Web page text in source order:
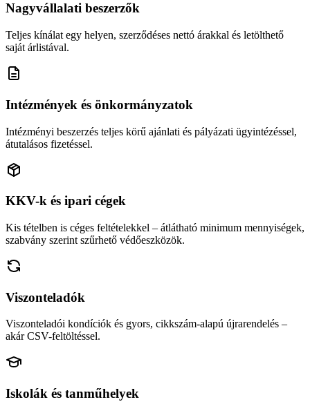
Nagyvállalati beszerzők
Teljes kínálat egy helyen, szerződéses nettó árakkal és letölthető
saját árlistával.
Intézmények és önkormányzatok
Intézményi beszerzés teljes körű ajánlati és pályázati ügyintézéssel,
átutalásos fizetéssel.
KKV-k és ipari cégek
Kis tételben is céges feltételekkel – átlátható minimum mennyiségek,
szabvány szerint szűrhető védőeszközök.
Viszonteladók
Viszonteladói kondíciók és gyors, cikkszám-alapú újrarendelés –
akár CSV-feltöltéssel.
Iskolák és tanműhelyek